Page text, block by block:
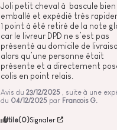
Joli petit cheval à  bascule bien
emballé et expédié très
1 point à été retiré de la note
car le livreur DPD ne s’est pas
présenté au domicile de
alors qu’une personne était
présente et a directement
colis en point relais.
Avis du 23/12/2025
, suite à une
du 04/12/2025 par Francois G.
Utile(0)Signaler